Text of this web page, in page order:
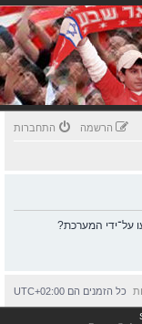
התחברות הרשמה
על־ידי המערכת?
כל הזמנים הם UTC+02:00